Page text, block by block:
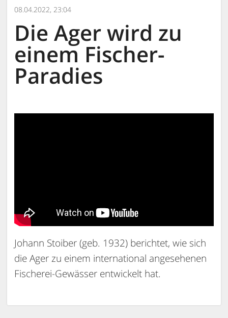
08.04.2022, 23:04
Die Ager wird zu
einem Fischer-
Paradies
Johann Stoiber (geb. 1932) berichtet, wie sich
die Ager zu einem international angesehenen
Fischerei-Gewässer entwickelt hat.